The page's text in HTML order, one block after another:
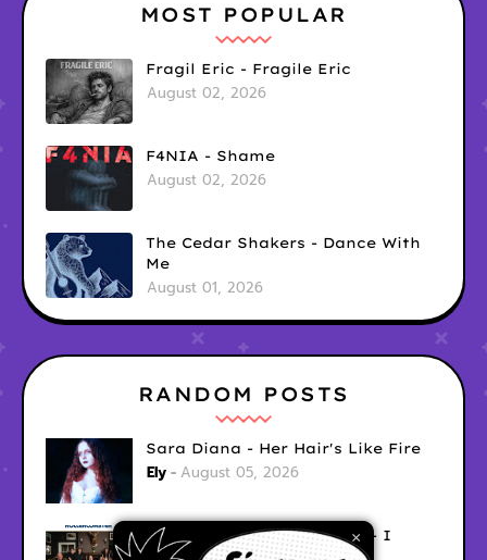
×
MOST POPULAR
Fragil Eric - Fragile Eric
August 02, 2026
F4NIA - Shame
August 02, 2026
The Cedar Shakers - Dance With
Me
August 01, 2026
RANDOM POSTS
Sara Diana - Her Hair's Like Fire
Ely August 05, 2026
Good Vibes Rollercoaster - I
Don't Care